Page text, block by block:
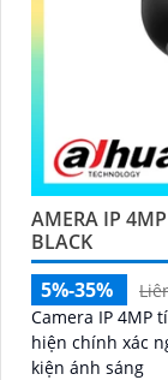
AMERA IP
BLACK
5%-35%
Camera IP 4MP
hiện chính xác
kiện ánh sáng